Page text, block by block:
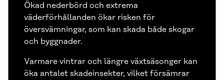
Ökad nederbörd och extrema
väderförhållanden ökar risken för
översvämningar, som kan skada både skogar
och byggnader.
Varmare vintrar och längre växtsäsonger kan
öka antalet skadeinsekter, vilket försämrar